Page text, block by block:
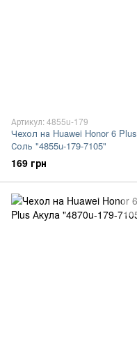
Артикул: 4855u-179
Чехол на Huawei Honor 6 Plus
Соль "4855u-179-7105"
169 грн